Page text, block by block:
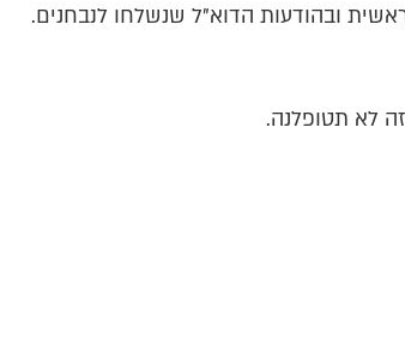
ובהודעות הדוא"ל שנשלחו לנבחנים.
לא תטופלנה.